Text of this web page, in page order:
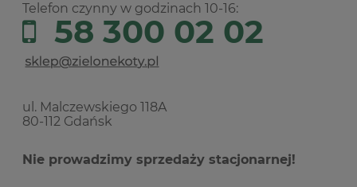
Telefon czynny w godzinach 10-16:
58 300 02 02
ul. Malczewskiego 118A
80-112 Gdańsk
Nie prowadzimy sprzedaży stacjonarnej!